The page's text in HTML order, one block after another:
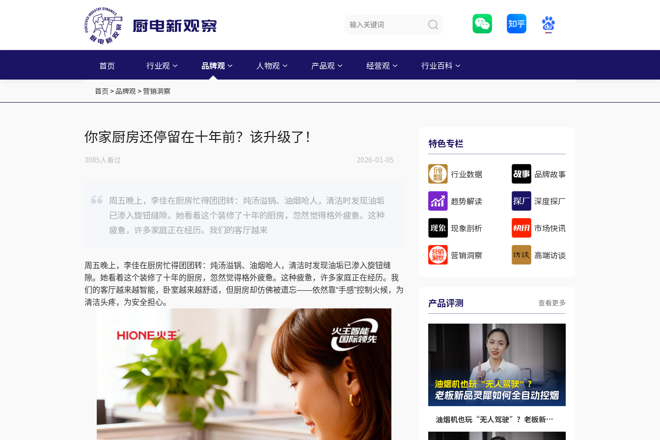
首页 行业观 品牌观 人物观 产品观 经营观 行业百科
首页 >品牌观 >营销洞察
你家厨房还停留在十年前？该升级了！
3085人看过 2026-01-05
周五晚上，李佳在厨房忙得团团转：炖汤溢锅、油烟呛人，清洁时发现油垢
已渗入旋钮缝隙。她看着这个装修了十年的厨房，忽然觉得格外疲惫。这种
疲惫，许多家庭正在经历。我们的客厅越来
周五晚上，李佳在厨房忙得团团转：炖汤溢锅、油烟呛人，清洁时发现油垢已渗入旋钮缝
隙。她看着这个装修了十年的厨房，忽然觉得格外疲惫。这种疲惫，许多家庭正在经历。我
们的客厅越来越智能，卧室越来越舒适，但厨房却仿佛被遗忘——依然靠“手感”控制火候，为
清洁头疼，为安全担心。
特色专栏
行业数据 品牌故事
趋势解读 深度探厂
现象剖析 市场快讯
营销洞察 高端访谈
产品评测 查看更多
油烟机也玩“无人驾驶”？老板新品灵犀如何全自动控烟